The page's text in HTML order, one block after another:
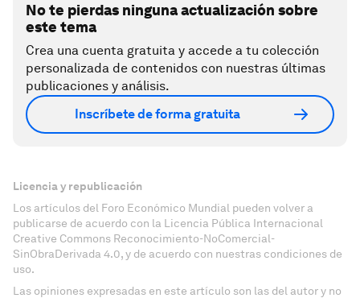
No te pierdas ninguna actualización sobre
este tema
Crea una cuenta gratuita y accede a tu colección
personalizada de contenidos con nuestras últimas
publicaciones y análisis.
Inscríbete de forma gratuita
Licencia y republicación
Los artículos del Foro Económico Mundial pueden volver a
publicarse de acuerdo con la Licencia Pública Internacional
Creative Commons Reconocimiento-NoComercial-
SinObraDerivada 4.0, y de acuerdo con nuestras condiciones de
uso.
Las opiniones expresadas en este artículo son las del autor y no